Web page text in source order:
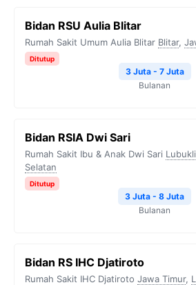
Bidan RSU Aulia Blitar
Rumah Sakit Umum Aulia Blitar Blitar,
Ditutup
3 Juta - 7 Juta
Bulanan
Bidan RSIA Dwi Sari
Rumah Sakit Ibu & Anak Dwi Sari
Selatan
Ditutup
3 Juta - 8 Juta
Bulanan
Bidan RS IHC Djatiroto
Rumah Sakit IHC Djatiroto Jawa Timur,